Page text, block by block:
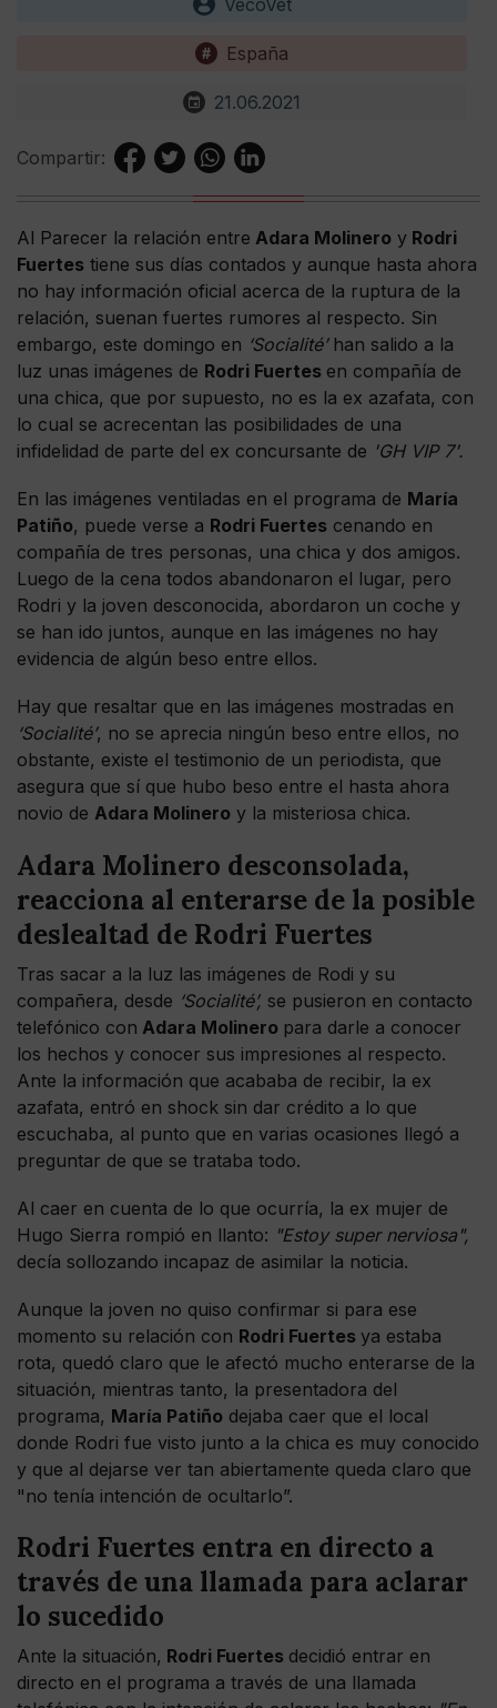
VecoVet
España
21.06.2021
Compartir:
Al Parecer la relación entre Adara Molinero y Rodri
Fuertes tiene sus días contados y aunque hasta ahora
no hay información oficial acerca de la ruptura de la
relación, suenan fuertes rumores al respecto. Sin
embargo, este domingo en ‘Socialité’han salido a la
luz unas imágenes de Rodri Fuertes en compañía de
una chica, que por supuesto, no es la ex azafata, con
lo cual se acrecentan las posibilidades de una
infidelidad de parte del ex concursante de 'GH VIP 7'.
En las imágenes ventiladas en el programa de María
Patiño, puede verse a Rodri Fuertes cenando en
compañía de tres personas, una chica y dos amigos.
Luego de la cena todos abandonaron el lugar, pero
Rodri y la joven desconocida, abordaron un coche y
se han ido juntos, aunque en las imágenes no hay
evidencia de algún beso entre ellos.
Hay que resaltar que en las imágenes mostradas en
‘Socialité’, no se aprecia ningún beso entre ellos, no
obstante, existe el testimonio de un periodista, que
asegura que sí que hubo beso entre el hasta ahora
novio de Adara Molinero y la misteriosa chica.
Adara Molinero desconsolada,
reacciona al enterarse de la posible
deslealtad de Rodri Fuertes
Tras sacar a la luz las imágenes de Rodi y su
compañera, desde ‘Socialité’, se pusieron en contacto
telefónico con Adara Molinero para darle a conocer
los hechos y conocer sus impresiones al respecto.
Ante la información que acababa de recibir, la ex
azafata, entró en shock sin dar crédito a lo que
escuchaba, al punto que en varias ocasiones llegó a
preguntar de que se trataba todo.
Al caer en cuenta de lo que ocurría, la ex mujer de
Hugo Sierra rompió en llanto: "Estoy super nerviosa",
decía sollozando incapaz de asimilar la noticia.
Aunque la joven no quiso confirmar si para ese
momento su relación con Rodri Fuertes ya estaba
rota, quedó claro que le afectó mucho enterarse de la
situación, mientras tanto, la presentadora del
programa, María Patiño dejaba caer que el local
donde Rodri fue visto junto a la chica es muy conocido
y que al dejarse ver tan abiertamente queda claro que
"no tenía intención de ocultarlo”.
Rodri Fuertes entra en directo a
través de una llamada para aclarar
lo sucedido
Ante la situación, Rodri Fuertes decidió entrar en
directo en el programa a través de una llamada